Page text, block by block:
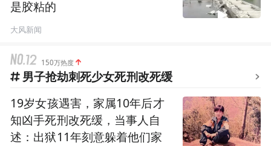
是胶粘的
大风新闻
150万热度
男子抢劫刺死少女死刑改死缓
19岁女孩遇害，家属10年后才
知凶手死刑改死缓，当事人自
述：出狱11年刻意躲着他们家